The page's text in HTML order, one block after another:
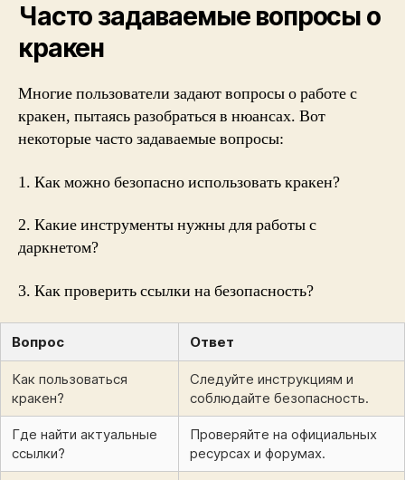
Часто задаваемые вопросы о
кракен
Многие пользователи задают вопросы о работе с
кракен, пытаясь разобраться в нюансах. Вот
некоторые часто задаваемые вопросы:
1. Как можно безопасно использовать кракен?
2. Какие инструменты нужны для работы с
даркнетом?
3. Как проверить ссылки на безопасность?
Вопрос Ответ
Как пользоваться
кракен?
Следуйте инструкциям и
соблюдайте безопасность.
Где найти актуальные
ссылки?
Проверяйте на официальных
ресурсах и форумах.